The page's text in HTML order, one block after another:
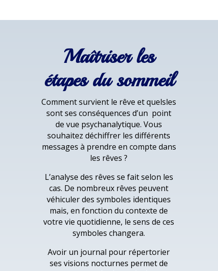
Maîtriser les
étapes du sommeil
Comment survient le rêve et quelsles
sont ses conséquences d’un point
de vue psychanalytique. Vous
souhaitez déchiffrer les différents
messages à prendre en compte dans
les rêves ?
L’analyse des rêves se fait selon les
cas. De nombreux rêves peuvent
véhiculer des symboles identiques
mais, en fonction du contexte de
votre vie quotidienne, le sens de ces
symboles changera.
Avoir un journal pour répertorier
ses visions nocturnes permet de